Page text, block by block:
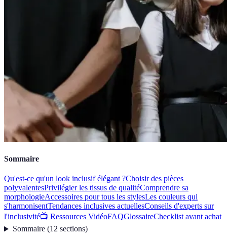
Sommaire
Qu'est-ce qu'un look inclusif élégant ?Choisir des pièces
polyvalentesPrivilégier les tissus de qualitéComprendre sa
morphologieAccessoires pour tous les stylesLes couleurs qui
s'harmonisentTendances inclusives actuellesConseils d'experts sur
l'inclusivité📺 Ressources VidéoFAQGlossaireChecklist avant achat
Sommaire(12 sections)